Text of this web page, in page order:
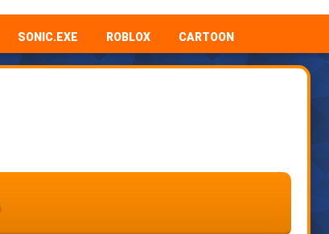
SONIC.EXE ROBLOX CARTOON